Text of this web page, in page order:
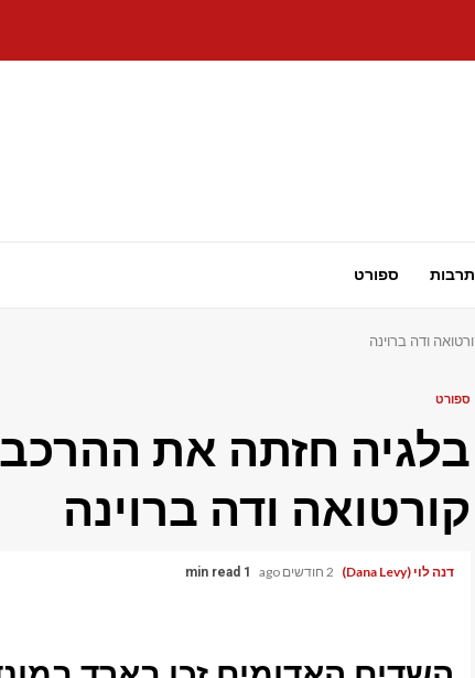
תרבות ספורט
ספורט
קורטואה ודה ברוינה
דנה לוי (Dana Levy) 2 חודשים ago 1 min read